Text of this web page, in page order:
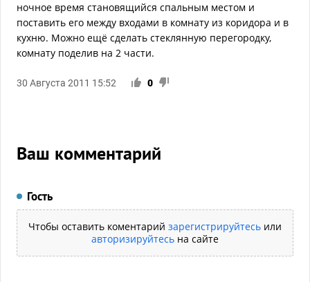
ночное время становящийся спальным местом и
поставить его между входами в комнату из коридора и в
кухню. Можно ещё сделать стеклянную перегородку,
комнату поделив на 2 части.
30 Августа 2011 15:52 0
Ваш комментарий
Гость
Чтобы оставить коментарий зарегистрируйтесь или
авторизируйтесь на сайте